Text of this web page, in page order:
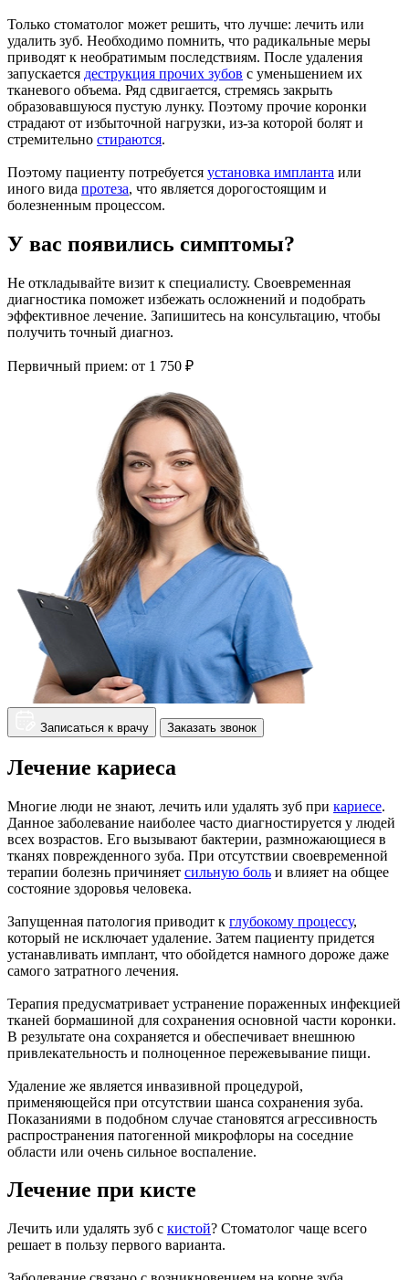
Только стоматолог может решить, что лучше: лечить или
удалить зуб. Необходимо помнить, что радикальные меры
приводят к необратимым последствиям. После удаления
запускается деструкция прочих зубов с уменьшением их
тканевого объема. Ряд сдвигается, стремясь закрыть
образовавшуюся пустую лунку. Поэтому прочие коронки
страдают от избыточной нагрузки, из-за которой болят и
стремительно стираются.
Поэтому пациенту потребуется установка импланта или
иного вида протеза, что является дорогостоящим и
болезненным процессом.
У вас появились симптомы?
Не откладывайте визит к специалисту. Своевременная
диагностика поможет избежать осложнений и подобрать
эффективное лечение. Запишитесь на консультацию, чтобы
получить точный диагноз.
Первичный прием: от 1 750 ₽
Записаться к врачу Заказать звонок
Лечение кариеса
Многие люди не знают, лечить или удалять зуб при кариесе.
Данное заболевание наиболее часто диагностируется у людей
всех возрастов. Его вызывают бактерии, размножающиеся в
тканях поврежденного зуба. При отсутствии своевременной
терапии болезнь причиняет сильную боль и влияет на общее
состояние здоровья человека.
Запущенная патология приводит к глубокому процессу,
который не исключает удаление. Затем пациенту придется
устанавливать имплант, что обойдется намного дороже даже
самого затратного лечения.
Терапия предусматривает устранение пораженных инфекцией
тканей бормашиной для сохранения основной части коронки.
В результате она сохраняется и обеспечивает внешнюю
привлекательность и полноценное пережевывание пищи.
Удаление же является инвазивной процедурой,
применяющейся при отсутствии шанса сохранения зуба.
Показаниями в подобном случае становятся агрессивность
распространения патогенной микрофлоры на соседние
области или очень сильное воспаление.
Лечение при кисте
Лечить или удалять зуб с кистой? Стоматолог чаще всего
решает в пользу первого варианта.